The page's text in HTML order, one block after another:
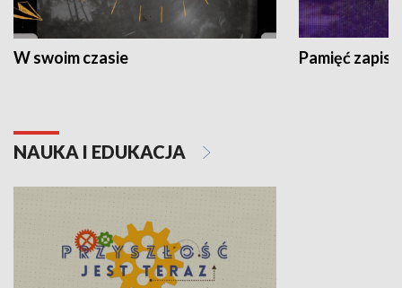
W swoim czasie Pamięć
NAUKA I EDUKACJA